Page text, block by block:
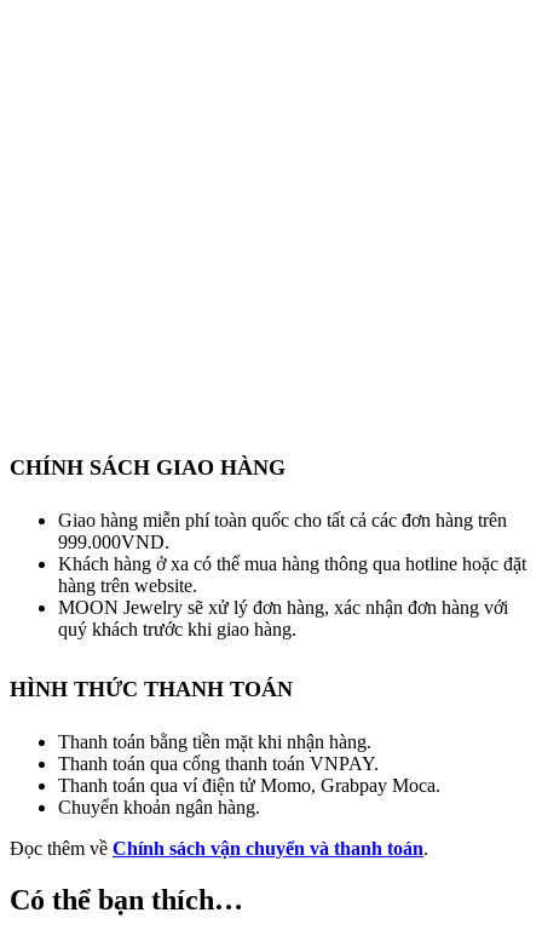
CHÍNH SÁCH GIAO HÀNG
Giao hàng miễn phí toàn quốc cho tất cả các đơn hàng trên
999.000VND.
Khách hàng ở xa có thể mua hàng thông qua hotline hoặc đặt
hàng trên website.
MOON Jewelry sẽ xử lý đơn hàng, xác nhận đơn hàng với
quý khách trước khi giao hàng.
HÌNH THỨC THANH TOÁN
Thanh toán bằng tiền mặt khi nhận hàng.
Thanh toán qua cổng thanh toán VNPAY.
Thanh toán qua ví điện tử Momo, Grabpay Moca.
Chuyển khoản ngân hàng.
Đọc thêm về Chính sách vận chuyển và thanh toán.
Có thể bạn thích…